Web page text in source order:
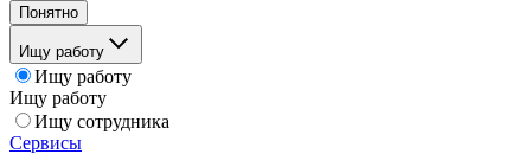
Понятно
Ищу работу
Ищу работу
Ищу работу
Ищу сотрудника
Сервисы